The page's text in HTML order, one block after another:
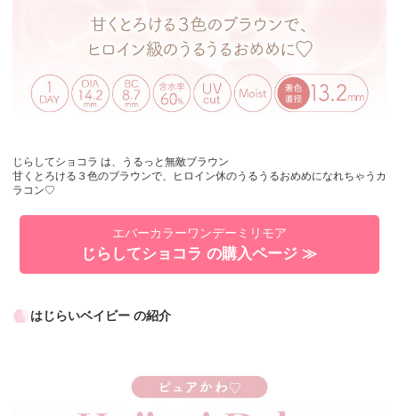
じらしてショコラ は、うるっと無敵ブラウン
甘くとろける３色のブラウンで、ヒロイン休のうるうるおめめになれちゃうカ
ラコン♡
エバーカラーワンデーミリモア
じらしてショコラ の購入ページ ≫
はじらいベイビー の紹介